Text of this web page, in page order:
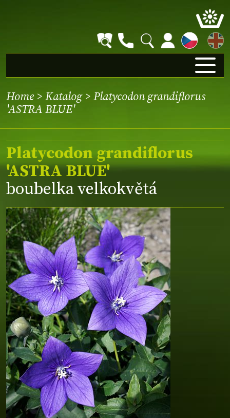
EN
Home > Katalog> Platycodon grandiflorus
'ASTRA BLUE'
Platycodon grandiflorus
'ASTRA BLUE'
boubelka velkokvětá